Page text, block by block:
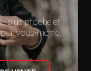
plus proche et
vous-même.